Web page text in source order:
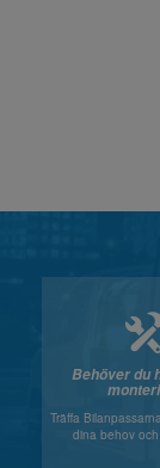
Behöver du
Träffa
dina behov